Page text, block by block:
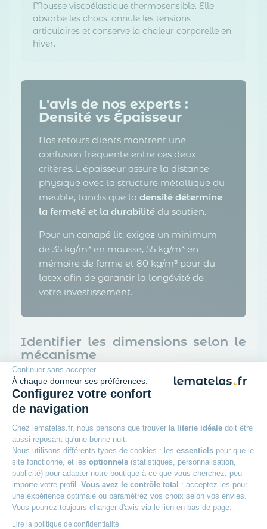
Continuer sans accepter
À chaque dormeur ses préférences.
Configurez votre confort
de navigation
Chez lematelas.fr, nous pensons que trouver la literie idéale doit être
aussi reposant qu'une bonne nuit.
Nous utilisons différents types de cookies : les essentiels pour que le
site fonctionne, et les optionnels (statistiques, personnalisation,
publicité) pour adapter notre boutique à ce que vous cherchez, peu
importe votre profil. Vous avez le contrôle total : acceptez-les pour
une expérience optimale ou paramétrez vos choix selon vos envies.
Vous pourrez toujours changer d'avis via le lien en bas de page.
Lire la politique de confidentialité
Mousse viscoélastique thermosensible. Elle
absorbe les chocs, annule les tensions
articulaires et conserve la chaleur corporelle en
hiver.
L'avis de nos experts :
Densité vs Épaisseur
Nos retours clients montrent une
confusion fréquente entre ces deux
critères. L'épaisseur assure la distance
physique avec la structure métallique du
meuble, tandis que la densité détermine
la fermeté et la durabilité du soutien.
Pour un canapé lit, exigez un minimum
de 35 kg/m³ en mousse, 55 kg/m³ en
mémoire de forme et 80 kg/m³ pour du
latex afin de garantir la longévité de
votre investissement.
Identifier les dimensions selon le
mécanisme
L'espace disponible dans la pièce et
l'architecture du meuble conditionnent la
taille de votre équipement. Des dimensions
inadaptées bloquent le système de fermeture.
Dimensions (Largeur
x Longueur)
Profil d'utilisateur
recommandé